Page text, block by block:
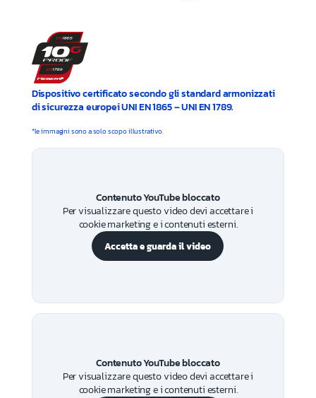
Dispositivo certificato secondo gli standard armonizzati
di sicurezza europei UNI EN 1865 – UNI EN 1789.
*le immagini sono a solo scopo illustrativo.
Contenuto YouTube bloccato
Per visualizzare questo video devi accettare i
cookie marketing e i contenuti esterni.
Accetta e guarda il video
Contenuto YouTube bloccato
Per visualizzare questo video devi accettare i
cookie marketing e i contenuti esterni.